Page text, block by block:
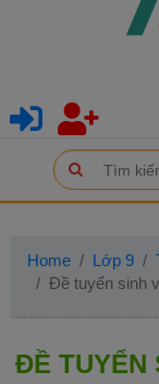
Home Lớp 9
Đề tuyển sinh
ĐỀ TUYỂN